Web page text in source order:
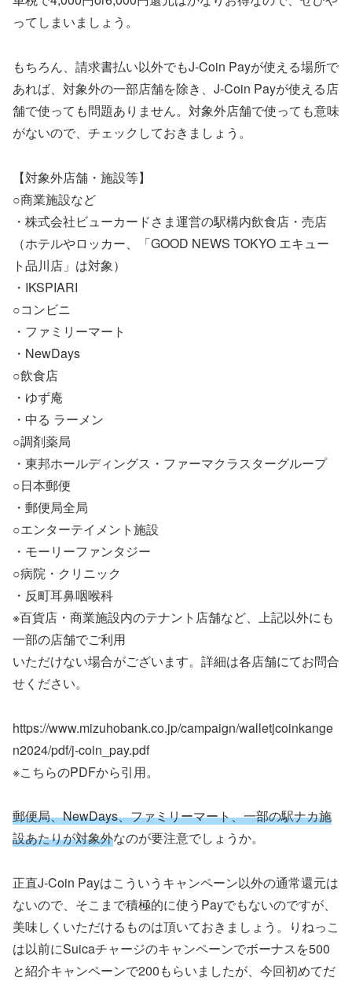
ってしまいましょう。
もちろん、請求書払い以外でもJ-Coin Payが使える場所で
あれば、対象外の一部店舗を除き、J-Coin Payが使える店
舗で使っても問題ありません。対象外店舗で使っても意味
がないので、チェックしておきましょう。
【対象外店舗・施設等】
○商業施設など
・株式会社ビューカードさま運営の駅構内飲食店・売店
（ホテルやロッカー、「GOOD NEWS TOKYO エキュー
ト品川店」は対象）
・IKSPIARI
○コンビニ
・ファミリーマート
・NewDays
○飲食店
・ゆず庵
・中る ラーメン
○調剤薬局
・東邦ホールディングス・ファーマクラスターグループ
○日本郵便
・郵便局全局
○エンターテイメント施設
・モーリーファンタジー
○病院・クリニック
・反町耳鼻咽喉科
※百貨店・商業施設内のテナント店舗など、上記以外にも
一部の店舗でご利用
いただけない場合がございます。詳細は各店舗にてお問合
せください。
https://www.mizuhobank.co.jp/campaign/walletjcoinkange
n2024/pdf/j-coin_pay.pdf
※こちらのPDFから引用。
郵便局、NewDays、ファミリーマート、一部の駅ナカ施
設あたりが対象外なのが要注意でしょうか。
正直J-Coin Payはこういうキャンペーン以外の通常還元は
ないので、そこまで積極的に使うPayでもないのですが、
美味しくいただけるものは頂いておきましょう。りねっこ
は以前にSuicaチャージのキャンペーンでボーナスを500
と紹介キャンペーンで200もらいましたが、今回初めてだ